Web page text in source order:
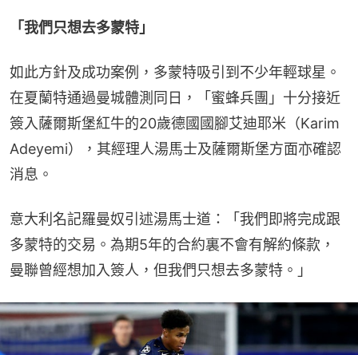
「我們只想去多蒙特」
如此方針及成功案例，多蒙特吸引到不少年輕球星。
在夏蘭特通過曼城體測同日，「蜜蜂兵團」十分接近
簽入薩爾斯堡紅牛的20歲德國國腳艾迪耶米（Karim
Adeyemi），其經理人湯馬士及薩爾斯堡方面亦確認
消息。
意大利名記羅曼奴引述湯馬士道：「我們即將完成跟
多蒙特的交易。為期5年的合約裏不會有解約條款，
曼聯曾經想加入簽人，但我們只想去多蒙特。」